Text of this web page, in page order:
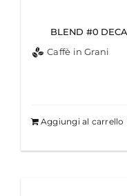
BLEND #0
Caffè in Grani
Aggiungi al carrello